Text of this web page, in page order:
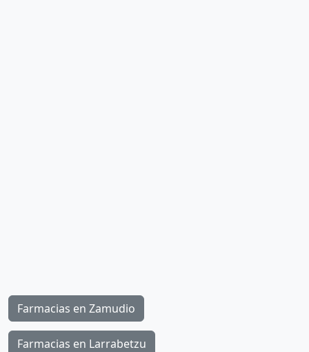
Farmacias en Zamudio
Farmacias en Larrabetzu